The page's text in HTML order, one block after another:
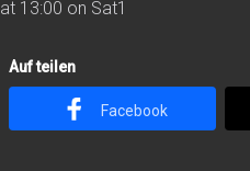
at 13:00 on Sat1
Auf teilen
Facebook